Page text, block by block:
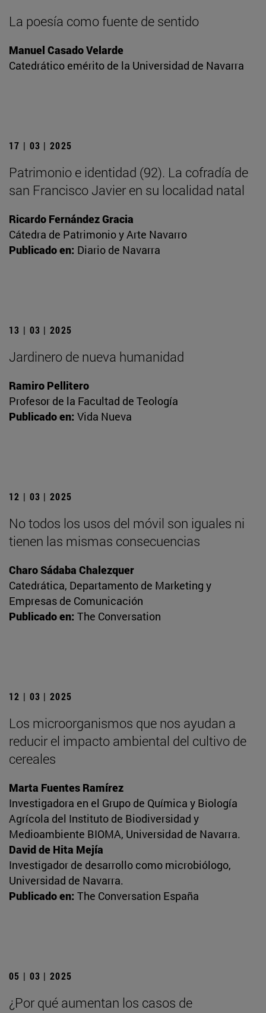
La poesía como fuente de sentido
Manuel Casado Velarde
Catedrático emérito de la Universidad de Navarra
17 | 03 | 2025
Patrimonio e identidad (92). La cofradía de
san Francisco Javier en su localidad natal
Ricardo Fernández Gracia
Cátedra de Patrimonio y Arte Navarro
Publicado en: Diario de Navarra
13 | 03 | 2025
Jardinero de nueva humanidad
Ramiro Pellitero
Profesor de la Facultad de Teología
Publicado en: Vida Nueva
12 | 03 | 2025
No todos los usos del móvil son iguales ni
tienen las mismas consecuencias
Charo Sádaba Chalezquer
Catedrática, Departamento de Marketing y
Empresas de Comunicación
Publicado en: The Conversation
12 | 03 | 2025
Los microorganismos que nos ayudan a
reducir el impacto ambiental del cultivo de
cereales
Marta Fuentes Ramírez
Investigadora en el Grupo de Química y Biología
Agrícola del Instituto de Biodiversidad y
Medioambiente BIOMA, Universidad de Navarra.
David de Hita Mejía
Investigador de desarrollo como microbiólogo,
Universidad de Navarra.
Publicado en: The Conversation España
05 | 03 | 2025
¿Por qué aumentan los casos de